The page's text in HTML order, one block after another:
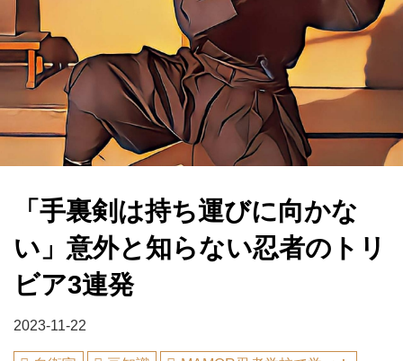
「手裏剣は持ち運びに向かな
い」意外と知らない忍者のトリ
ビア3連発
2023-11-22